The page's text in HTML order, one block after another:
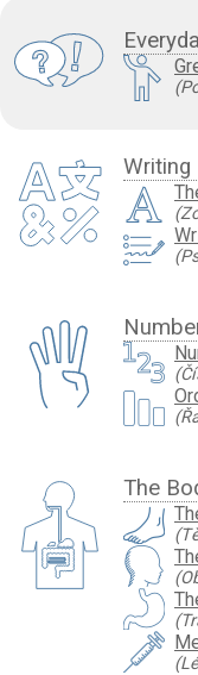
Writing
The